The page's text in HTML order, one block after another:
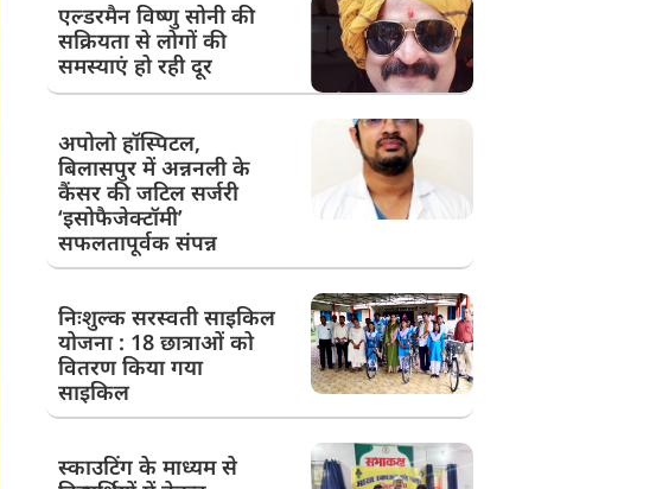
एल्डरमैन विष्णु सोनी की
सक्रियता से लोगों की
समस्याएं हो रही दूर
अपोलो हॉस्पिटल,
बिलासपुर में अन्ननली के
कैंसर की जटिल सर्जरी
‘इसोफैजेक्टॉमी’
सफलतापूर्वक संपन्न
निःशुल्क सरस्वती साइकिल
योजना : 18 छात्राओं को
वितरण किया गया
साइकिल
स्काउटिंग के माध्यम से